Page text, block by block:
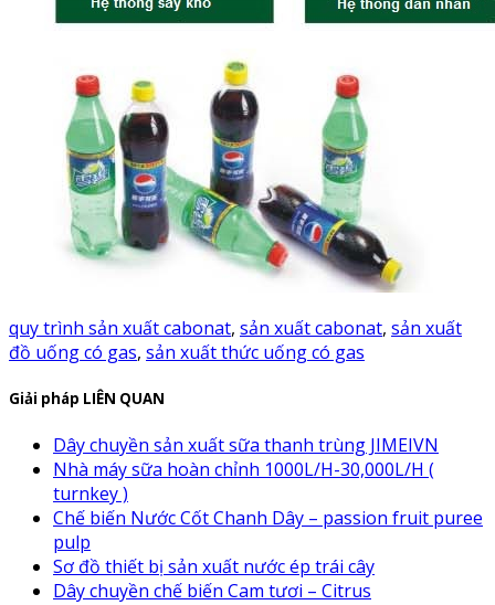
quy trình sản xuất cabonat, sản xuất cabonat, sản xuất
đồ uống có gas, sản xuất thức uống có gas
Giải pháp LIÊN QUAN
Dây chuyền sản xuất sữa thanh trùng JIMEIVN
Nhà máy sữa hoàn chỉnh 1000L/H-30,000L/H (
turnkey )
Chế biến Nước Cốt Chanh Dây – passion fruit puree
pulp
Sơ đồ thiết bị sản xuất nước ép trái cây
Dây chuyền chế biến Cam tươi – Citrus